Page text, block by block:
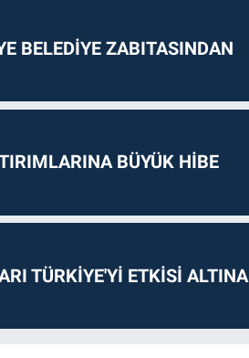
BELEDİYE ZABITASINDAN
BÜYÜK HİBE
TÜRKİYE'Yİ ETKİSİ ALTINA